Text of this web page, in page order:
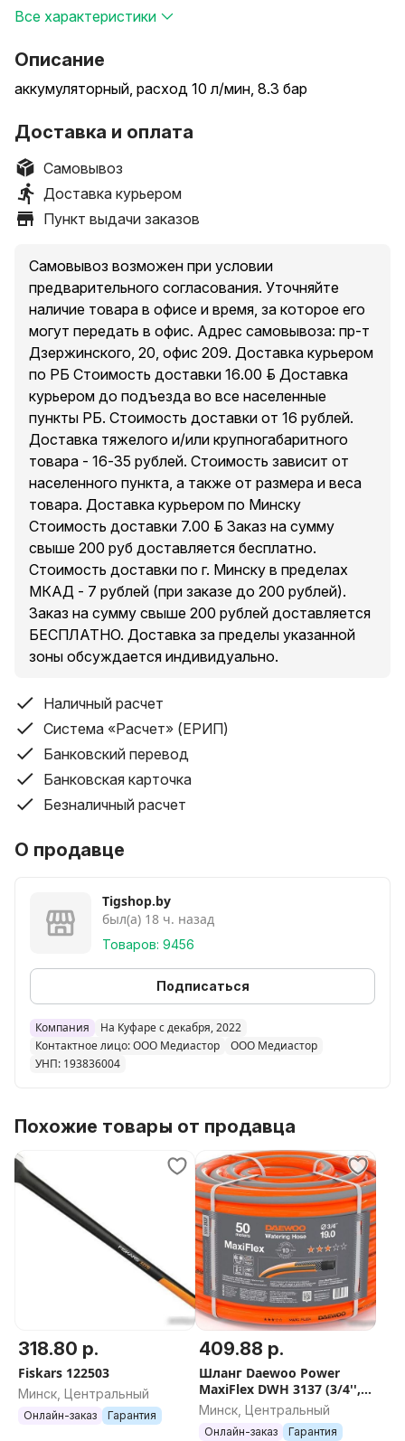
Все характеристики
Описание
аккумуляторный, расход 10 л/мин, 8.3 бар
Доставка и оплата
Самовывоз
Доставка курьером
Пункт выдачи заказов
Самовывоз возможен при условии
предварительного согласования. Уточняйте
наличие товара в офисе и время, за которое его
могут передать в офис. Адрес самовывоза: пр-т
Дзержинского, 20, офис 209. Доставка курьером
по РБ Стоимость доставки 16.00 руб. Доставка
курьером до подъезда во все населенные
пункты РБ. Стоимость доставки от 16 рублей.
Доставка тяжелого и/или крупногабаритного
товара - 16-35 рублей. Стоимость зависит от
населенного пункта, а также от размера и веса
товара. Доставка курьером по Минску
Стоимость доставки 7.00 руб. Заказ на сумму
свыше 200 руб доставляется бесплатно.
Стоимость доставки по г. Минску в пределах
МКАД - 7 рублей (при заказе до 200 рублей).
Заказ на сумму свыше 200 рублей доставляется
БЕСПЛАТНО. Доставка за пределы указанной
зоны обсуждается индивидуально.
Наличный расчет
Система «Расчет» (ЕРИП)
Банковский перевод
Банковская карточка
Безналичный расчет
О продавце
Tigshop.by
был(а) 18 ч. назад
Товаров: 9456
Подписаться
Компания
На Куфаре с декабря, 2022
Контактное лицо: ООО Медиастор
ООО Медиастор
УНП: 193836004
Похожие товары от продавца
318.80 р.
Fiskars 122503
Минск, Центральный
Онлайн-заказ Гарантия
409.88 р.
Шланг Daewoo Power
MaxiFlex DWH 3137 (3/4'',
50 м)
Минск, Центральный
Онлайн-заказ Гарантия